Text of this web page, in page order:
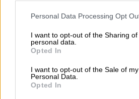
Please note that this website/app
not limited to your visit or usage
grant or deny consent to Google and
use your data for below specified
consent section.
Personal Data Processing Opt
I want to opt-out of the Sharing of
personal data.
Opted In
I want to opt-out of the Sale of my
Personal Data.
Opted In
δισκογραφική του
Υγεία|22.01.2022 12:46
Όμικρον: Δεν υπάρχει
έχει διαφορετικές